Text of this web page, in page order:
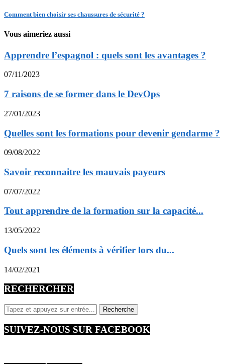
Comment bien choisir ses chaussures de sécurité ?
Vous aimeriez aussi
Apprendre l’espagnol : quels sont les avantages ?
07/11/2023
7 raisons de se former dans le DevOps
27/01/2023
Quelles sont les formations pour devenir gendarme ?
09/08/2022
Savoir reconnaitre les mauvais payeurs
07/07/2022
Tout apprendre de la formation sur la capacité...
13/05/2022
Quels sont les éléments à vérifier lors du...
14/02/2021
RECHERCHER
SUIVEZ-NOUS SUR FACEBOOK